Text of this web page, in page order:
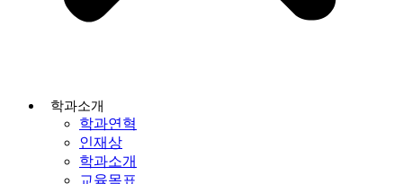
학과소개
학과연혁
인재상
학과소개
교육목표